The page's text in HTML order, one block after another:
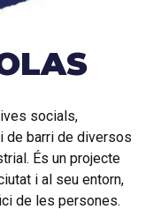
socials,
de barri de diversos
És un projecte
i al seu entorn,
de les persones.